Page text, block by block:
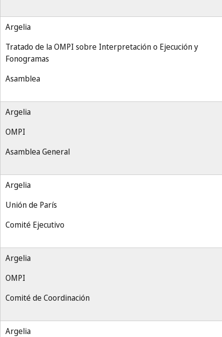
Argelia
Tratado de la OMPI sobre Interpretación o Ejecución y
Fonogramas
Asamblea
Argelia
OMPI
Asamblea General
Argelia
Unión de París
Comité Ejecutivo
Argelia
OMPI
Comité de Coordinación
Argelia